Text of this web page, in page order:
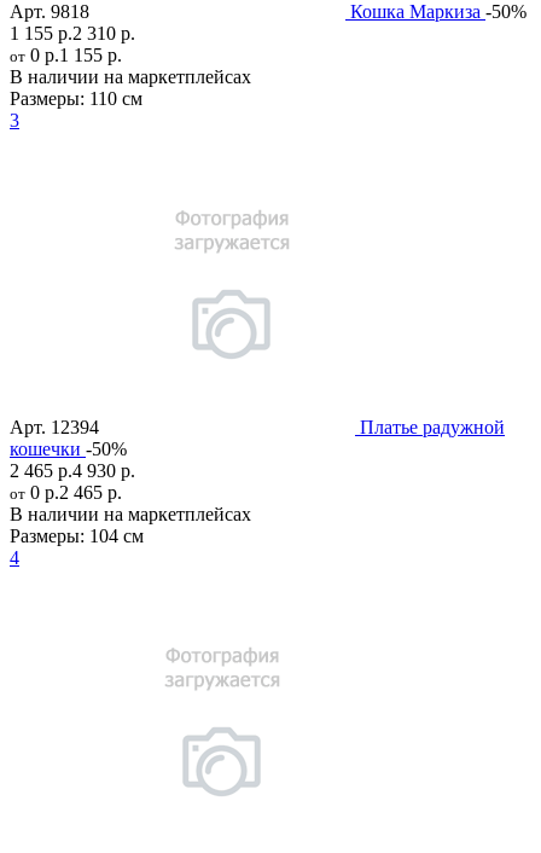
Арт. 9818 Кошка Маркиза -50%
1 155 р.2 310 р.
от 0 р.1 155 р.
В наличии на маркетплейсах
Размеры: 110 см
3
Арт. 12394
Платье радужной
кошечки -50%
2 465 р.4 930 р.
от 0 р.2 465 р.
В наличии на маркетплейсах
Размеры: 104 см
4